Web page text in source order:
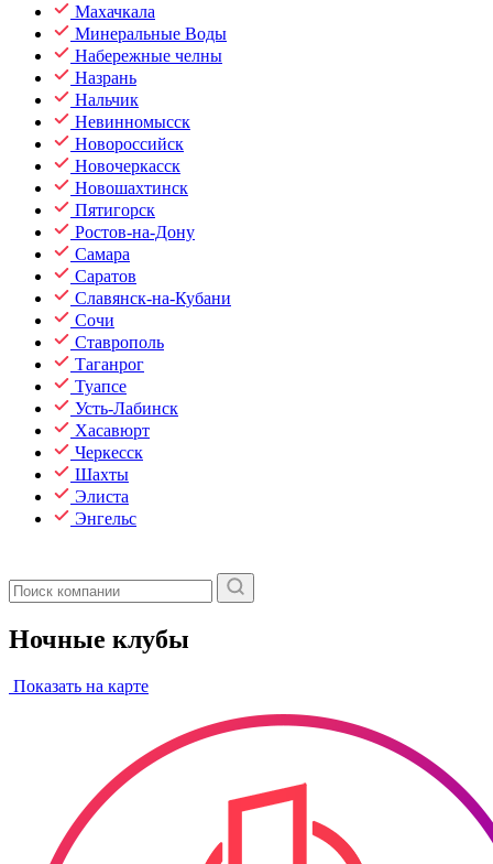
Махачкала
Минеральные Воды
Набережные челны
Назрань
Нальчик
Невинномысск
Новороссийск
Новочеркасск
Новошахтинск
Пятигорск
Ростов-на-Дону
Самара
Саратов
Славянск-на-Кубани
Сочи
Ставрополь
Таганрог
Туапсе
Усть-Лабинск
Хасавюрт
Черкесск
Шахты
Элиста
Энгельс
Ночные клубы
Показать на карте